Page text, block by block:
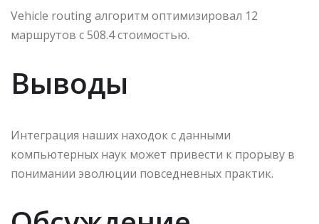
Vehicle routing алгоритм оптимизировал 12
маршрутов с 508.4 стоимостью.
Выводы
Интеграция наших находок с данными
компьютерных наук может привести к прорыву в
понимании эволюции повседневных практик.